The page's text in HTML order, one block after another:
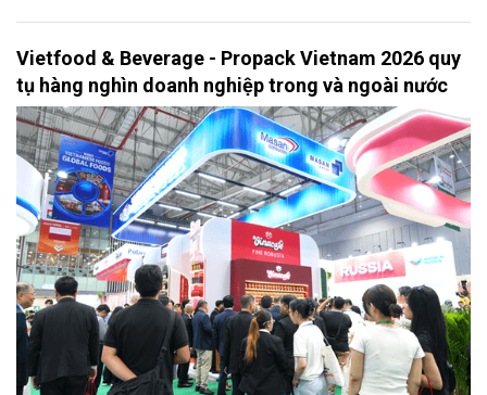
Vietfood & Beverage - Propack Vietnam 2026 quy
tụ hàng nghìn doanh nghiệp trong và ngoài nước